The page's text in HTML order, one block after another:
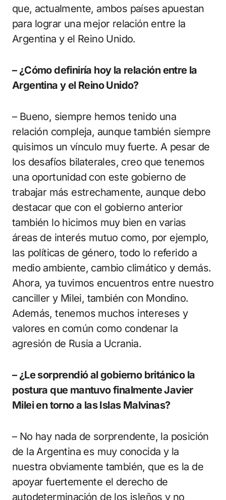
que, actualmente, ambos países apuestan
para lograr una mejor relación entre la
Argentina y el Reino Unido.
– ¿Cómo definiría hoy la relación entre la
Argentina y el Reino Unido?
– Bueno, siempre hemos tenido una
relación compleja, aunque también siempre
quisimos un vínculo muy fuerte. A pesar de
los desafíos bilaterales, creo que tenemos
una oportunidad con este gobierno de
trabajar más estrechamente, aunque debo
destacar que con el gobierno anterior
también lo hicimos muy bien en varias
áreas de interés mutuo como, por ejemplo,
las políticas de género, todo lo referido a
medio ambiente, cambio climático y demás.
Ahora, ya tuvimos encuentros entre nuestro
canciller y Milei, también con Mondino.
Además, tenemos muchos intereses y
valores en común como condenar la
agresión de Rusia a Ucrania.
– ¿Le sorprendió al gobierno británico la
postura que mantuvo finalmente Javier
Milei en torno a las Islas Malvinas?
– No hay nada de sorprendente, la posición
de la Argentina es muy conocida y la
nuestra obviamente también, que es la de
apoyar fuertemente el derecho de
autodeterminación de los isleños y no